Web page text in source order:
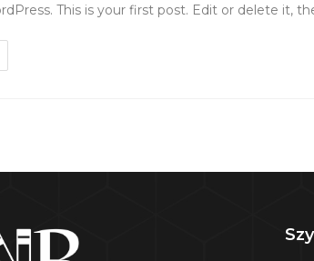
This is your first post. Edit or delete it,